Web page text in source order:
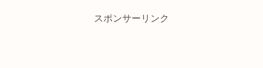
スポンサーリンク